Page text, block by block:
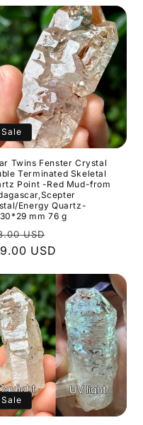
Sale
Twins Fenster Crystal
Terminated Skeletal
Point -Red Mud-from
Energy Quartz-
mm 76 g
USD
USD
Sale